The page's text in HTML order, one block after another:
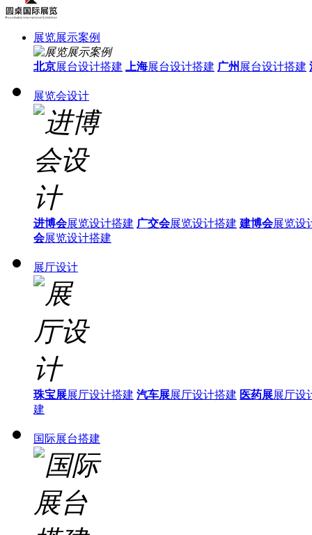
展览展示案例
北京展台设计搭建 上海展台设计搭建 广州 展台设计搭建
展览会设计
进博会展览设计搭建 广交会展览设计搭建 建博会展览设
会展览设计搭建
展厅设计
珠宝展展厅设计搭建 汽车展展厅设计搭建 医药展展厅设
建
国际展台搭建